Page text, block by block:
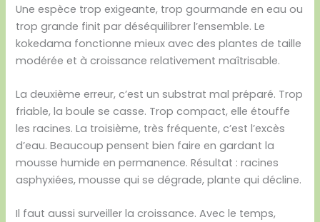
Une espèce trop exigeante, trop gourmande en eau ou
trop grande finit par déséquilibrer l’ensemble. Le
kokedama fonctionne mieux avec des plantes de taille
modérée et à croissance relativement maîtrisable.
La deuxième erreur, c’est un substrat mal préparé. Trop
friable, la boule se casse. Trop compact, elle étouffe
les racines. La troisième, très fréquente, c’est l’excès
d’eau. Beaucoup pensent bien faire en gardant la
mousse humide en permanence. Résultat : racines
asphyxiées, mousse qui se dégrade, plante qui décline.
Il faut aussi surveiller la croissance. Avec le temps,